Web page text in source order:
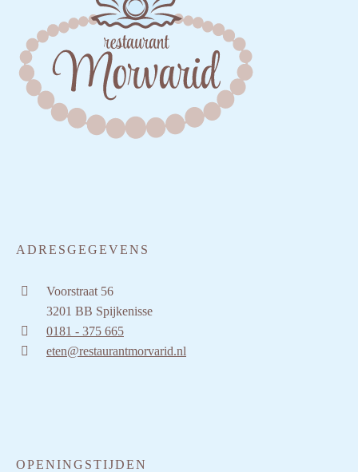
ADRESGEGEVENS
Voorstraat 56
3201 BB Spijkenisse
0181 - 375 665
eten@restaurantmorvarid.nl
OPENINGSTIJDEN